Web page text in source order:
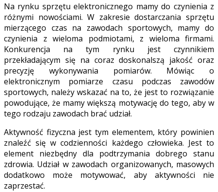
Na rynku sprzętu elektronicznego mamy do czynienia z
różnymi nowościami. W zakresie dostarczania sprzętu
mierzącego czas na zawodach sportowych, mamy do
czynienia z wieloma podmiotami, z wieloma firmami.
Konkurencja na tym rynku jest czynnikiem
przekładającym się na coraz doskonalszą jakość oraz
precyzję wykonywania pomiarów. Mówiąc o
elektronicznym pomiarze czasu podczas zawodów
sportowych, należy wskazać na to, że jest to rozwiązanie
powodujące, że mamy większą motywację do tego, aby w
tego rodzaju zawodach brać udział.
Aktywność fizyczna jest tym elementem, który powinien
znaleźć się w codzienności każdego człowieka. Jest to
element niezbędny dla podtrzymania dobrego stanu
zdrowia. Udział w zawodach organizowanych, masowych
dodatkowo może motywować, aby aktywności nie
zaprzestać.